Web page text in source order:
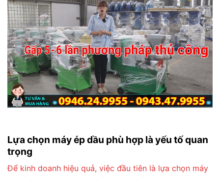
Lựa chọn máy ép dầu phù hợp là yếu tố quan
trọng
Để kinh doanh hiệu quả, việc đầu tiên là lựa chọn máy